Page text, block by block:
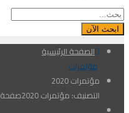
ابحث الآن
الصفحة الرئيسية
مؤتمرات
مؤتمرات 2020
التصنيف: مؤتمرات 2020 صفحة 4التصنيف: